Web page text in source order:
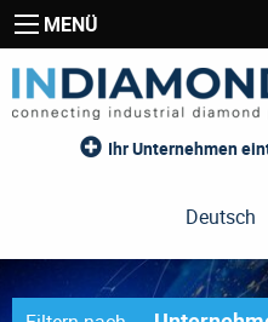
MENÜ
Ihr Unternehmen
Deutsch